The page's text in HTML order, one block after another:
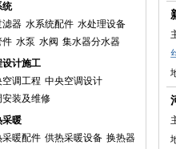
统
滤器 水系统配件 水处理设备
件 水泵 水阀 集水器分水器
设计施工
空调工程 中央空调设计
安装及维修
采暖
采暖配件 供热采暖设备 换热器